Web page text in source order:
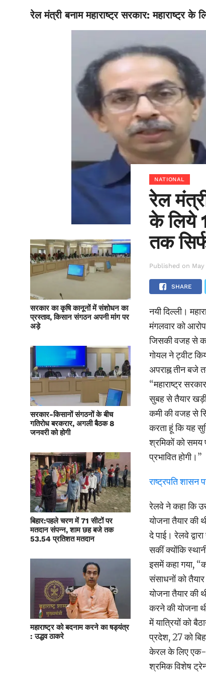
रेल मंत्री बनाम महाराष्ट्र सरकार: महाराष्ट्र
सरकार का कृषि कानूनों में संशोधन का
प्रस्ताव, किसान संगठन अपनी मांग पर
अड़े
सरकार-किसानों संगठनों के बीच
गतिरोध बरकरार, अगली बैठक 8
जनवरी को होगी
बिहार:पहले चरण में 71 सीटों पर
मतदान संपन्न, शाम छह बजे तक
53.54 प्रतिशत मतदान
महाराष्ट्र को बदनाम करने का षड्यंत्र
: उद्धव ठाकरे
NATIONAL
रेल
के लिये
तक
Published on
SHARE
नयी दिल्ली।
मंगलवार को
जिसकी वजह से
गोयल ने ट्वीट
अपराह्न तीन बजे
“महाराष्ट्र
सुबह से तैयार खड़ी
कमी की वजह से
करता हूं कि यह
श्रमिकों को
प्रभावित होगी।”
राष्ट्रपति
रेलवे ने कहा कि
योजना तैयार की
दे पाई। रेलवे
सकीं क्योंकि
इसमें कहा गया,
संसाधनों को
योजना तैयार की
करने की योजना
में यात्रियों को
प्रदेश, 27 को
केरल के लिए एक-
श्रमिक विशेष